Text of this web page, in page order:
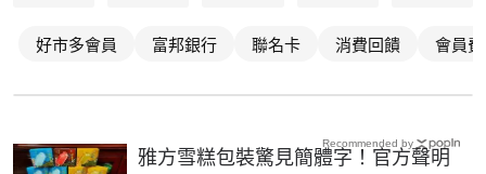
好市多會員 富邦銀行 聯名卡 消費回饋 會員費
雅方雪糕包裝驚見簡體字！官方聲明
Recommended by